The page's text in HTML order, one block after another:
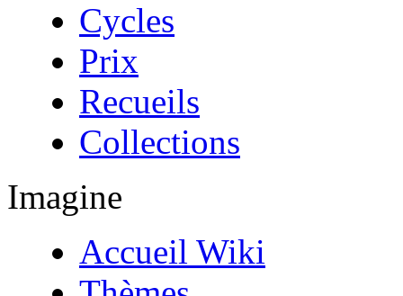
Cycles
Prix
Recueils
Collections
Imagine
Accueil Wiki